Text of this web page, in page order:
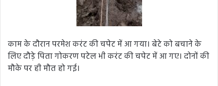
काम के दौरान परमेश करंट की चपेट में आ गया। बेटे को बचाने के
लिए दौड़े पिता गोकरण पटेल भी करंट की चपेट में आ गए। दोनों की
मौके पर ही मौत हो गई।